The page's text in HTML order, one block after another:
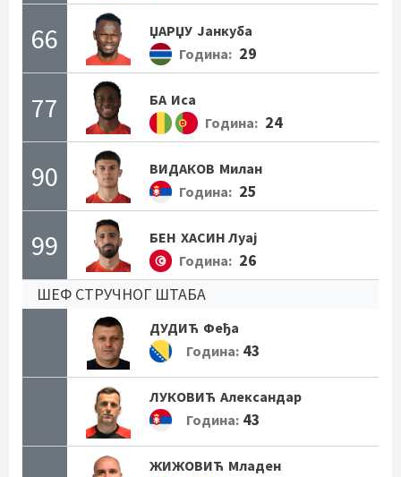
66 ЏАРЏУ Јанкуба
Година: 29
77 БА Иса
Година: 24
90 ВИДАКОВ Милан
Година: 25
99 БЕН ХАСИН Луај
Година: 26
ШЕФ СТРУЧНОГ ШТАБА
ДУДИЋ Феђа
Година: 43
ЛУКОВИЋ Александар
Година: 43
ЖИЖОВИЋ Младен